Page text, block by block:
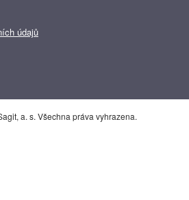
údajů
a. s. Všechna práva vyhrazena.